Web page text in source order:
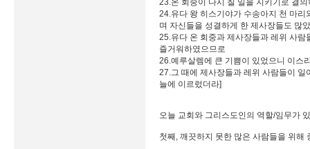
23.온 회중이 다시 칠 일을 지키기로 결
24.유다 왕 히스기야가 수송아지 천 마
며 자신들을 성결하게 한 제사장들도 많
25.유다 온 회중과 제사장들과 레위 사
즐거워하였으므로
26.예루살렘에 큰 기쁨이 있었으니 이스
27.그 때에 제사장들과 레위 사람들이
늘에 이르렀더라]
오늘 교회와 그리스도인의 역할/임무가
첫째, 깨끗하지 못한 많은 사람들을 위해